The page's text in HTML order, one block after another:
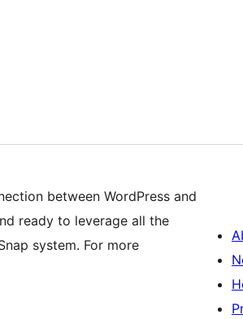
between WordPress and
ready to leverage all the
system. For more